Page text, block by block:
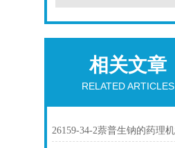
相关文章
RELATED ARTICLES